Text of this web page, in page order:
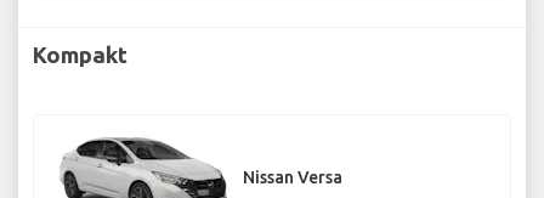
Kompakt
Nissan Versa